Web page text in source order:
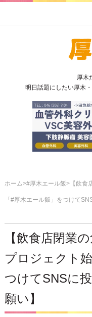
厚木
明日話題にしたい厚木
ホーム #厚木エール飯 【飲食
「#厚木エール飯」をつけて
【飲食店閉業
プロジェクト
つけてSNSに
願い】